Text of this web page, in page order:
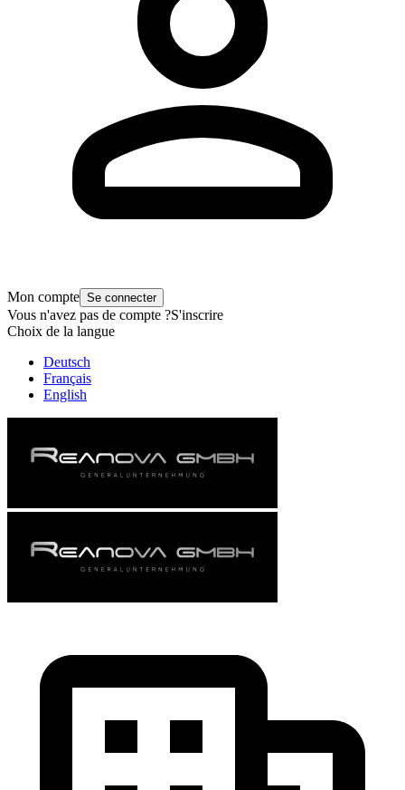
Mon compte Se connecter
Vous n'avez pas de compte ?S'inscrire
Choix de la langue
Deutsch
Français
English